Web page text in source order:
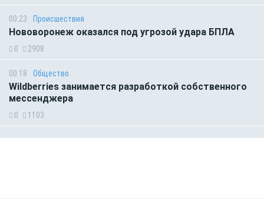
00:23 Происшествия
Нововоронеж оказался под угрозой удара БПЛА
0 2908
00:18 Общество
Wildberries занимается разработкой собственного
мессенджера
0 1103